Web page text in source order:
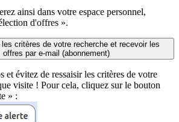
ainsi dans votre espace personnel,
d'offres ».
critères de votre recherche et recevoir les
offres par e-mail (abonnement)
et évitez de ressaisir les critères de votre
visite ! Pour cela, cliquez sur le bouton
» :